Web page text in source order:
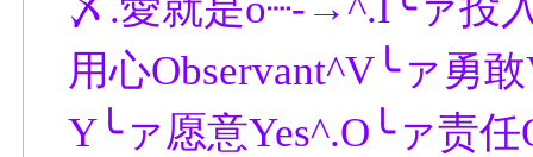
用心Observant^V╰ァ勇
Y╰ァ愿意Yes^.O╰ァ责